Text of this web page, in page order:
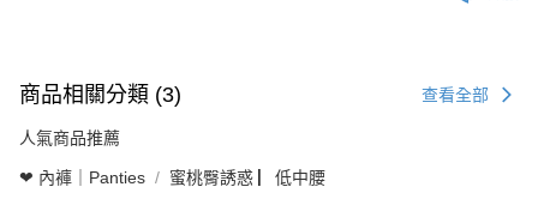
商品相關分類 (3) 查看全部
人氣商品推薦
❤ 內褲｜Panties 蜜桃臀誘惑 ▏低中腰